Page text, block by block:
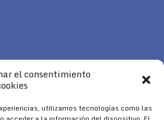
el consentimiento
utilizamos tecnologías como las